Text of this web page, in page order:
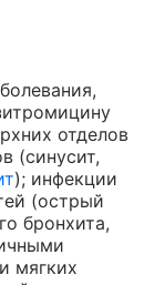
отделов
(синусит,
); инфекции
(острый
бронхита,
мягких